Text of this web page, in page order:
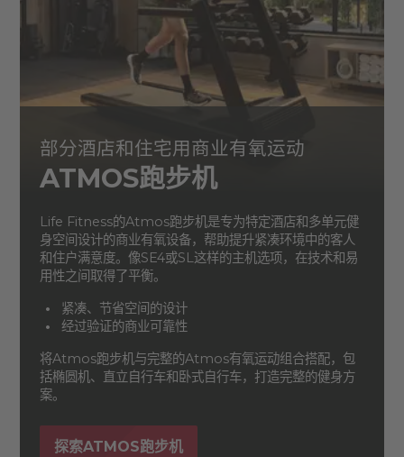
部分酒店和住宅用商业有氧运动
ATMOS跑步机
Life Fitness的Atmos跑步机是专为特定酒店和多单元健
身空间设计的商业有氧设备，帮助提升紧凑环境中的客人
和住户满意度。像SE4或SL这样的主机选项，在技术和易
用性之间取得了平衡。
紧凑、节省空间的设计
经过验证的商业可靠性
将Atmos跑步机与完整的Atmos有氧运动组合搭配，包
括椭圆机、直立自行车和卧式自行车，打造完整的健身方
案。
探索ATMOS跑步机